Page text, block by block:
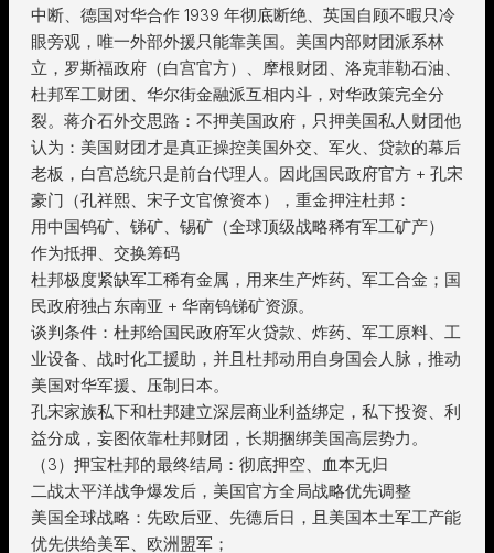
中断、德国对华合作 1939 年彻底断绝、英国自顾不暇只冷
眼旁观，唯一外部外援只能靠美国。美国内部财团派系林
立，罗斯福政府（白宫官方）、摩根财团、洛克菲勒石油、
杜邦军工财团、华尔街金融派互相内斗，对华政策完全分
裂。蒋介石外交思路：不押美国政府，只押美国私人财团他
认为：美国财团才是真正操控美国外交、军火、贷款的幕后
老板，白宫总统只是前台代理人。因此国民政府官方 + 孔宋
豪门（孔祥熙、宋子文官僚资本），重金押注杜邦：
用中国钨矿、锑矿、锡矿（全球顶级战略稀有军工矿产）
作为抵押、交换筹码
杜邦极度紧缺军工稀有金属，用来生产炸药、军工合金；国
民政府独占东南亚 + 华南钨锑矿资源。
谈判条件：杜邦给国民政府军火贷款、炸药、军工原料、工
业设备、战时化工援助，并且杜邦动用自身国会人脉，推动
美国对华军援、压制日本。
孔宋家族私下和杜邦建立深层商业利益绑定，私下投资、利
益分成，妄图依靠杜邦财团，长期捆绑美国高层势力。
（3）押宝杜邦的最终结局：彻底押空、血本无归
二战太平洋战争爆发后，美国官方全局战略优先调整
美国全球战略：先欧后亚、先德后日，且美国本土军工产能
优先供给美军、欧洲盟军；